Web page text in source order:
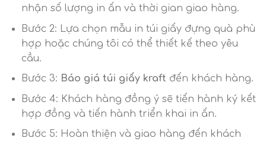
nhận số lượng in ấn và thời gian giao hàng.
Bước 2: Lựa chọn mẫu in túi giấy đựng quà phù
hợp hoặc chúng tôi có thể thiết kế theo yêu
cầu.
Bước 3: Báo giá túi giấy kraft đến khách hàng.
Bước 4: Khách hàng đồng ý sẽ tiến hành ký kết
hợp đồng và tiến hành triển khai in ấn.
Bước 5: Hoàn thiện và giao hàng đến khách